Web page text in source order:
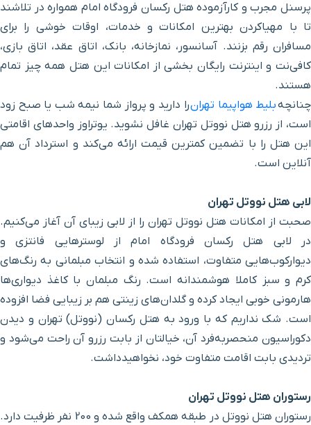
بزرگراه نواب ۵۵ دقیقه با خودرو (۵۰ کیلومتر و ۵۹۷ متر)
ایستگاه قطار شهری
ترمینال جنوب
ایستگاه قطار شهری مولوی۵۷ دقیقه با خودرو (۵۱ کیلومتر و ۴۰۹ متر)
ایستگاه قطار شهری
بزرگراه فتح ۶۰ دقیقه با خودرو (۵۱ کیلومتر و ۷۸۸ متر)
بزرگراه آیت الله سعیدی ۵۷ دقیقه با خودرو (۵۱ کیلومتر و ۹۲۵ متر)
خیابان وحدت
اسلامی
۱ ساعت و ۱ دقیقه با خودرو (۵۱ کیلومتر و ۹۵۳ متر)
افسریه ۵۲ دقیقه با خودرو (۵۲ کیلومتر و ۱۴ متر)
ایستگاه قطار شهری
منیریه
۱ ساعت و ۱ دقیقه با خودرو (۵۲ کیلومتر و ۱۵ متر)
پرسنل مجرب و کارآزموده هتل رکسان فرودگاه امام همواره در تلاشند
تا با مهیاکردن بهترین امکانات و خدمات، اوقات خوشی را برای
مسافران رقم بزنند. آسانسور، نمازخانه، بانک، اتاق عقد، اتاق بازی،
کافی‌نت و اینترنت رایگان بخشی از امکانات این هتل همه چیز تمام
هستند.
چنانچهبلیط هواپیما تهرانرا دارید و پرواز شما نیمه شب یا صبح زود
است، از رزرو هتل نووتل تهران غافل نشوید. یوتراوز واحدهای اقامتی
این هتل را با تضمین کمترین قیمت ارائه می‌کند و استرداد آن هم
آنلاین است.
لابی هتل نووتل تهران
صحبت از امکانات هتل نووتل تهران را از لابی زیبای آن آغاز می‌کنیم.
در لابی هتل رکسان فرودگاه امام از لوسترهایی فانتزی و
دیوارکوب‌هایی متفاوت، استفاده شده و انتخاب مبلمانی به رنگ‌های
کرم و سبز کاملا هوشمندانه است. رنگ مبلمان با کاغذ دیواری‌ها
هارمونی خوبی ایجاد کرده و گلدان‌های زینتی هم بر زیبایی فضا افزوده
است. شک نداریم که با ورود به هتل رکسان (نووتل) تهران و دیدن
دکوراسیون منحصربه‌فرد آن، خیالتان از بابت رزرو آن راحت می‌شود و
تردیدی بابت اقامت متفاوت خود، نخواهیدداشت.
رستوران هتل نووتل تهران
رستوران هتل نووتل در طبقه همکف واقع شده و 200 نفر ظرفیت دارد.